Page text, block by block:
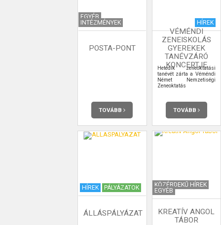
EGYÉB
INTÉZMÉNYEK
POSTA-PONT
TOVÁBB
HÍREK
VÉMÉNDI
ZENEISKOLÁS
GYEREKEK
TANÉVZÁRÓ
KONCERTJE
Hetedik zeneoktatási
tanévét zárta a Véméndi
Német Nemzetiségi
Zeneoktatás
TOVÁBB
HÍREK PÁLYÁZATOK
ÁLLÁSPÁLYÁZAT
KÖZÉRDEKŰ HÍREK
EGYÉB
KREATÍV ANGOL
TÁBOR